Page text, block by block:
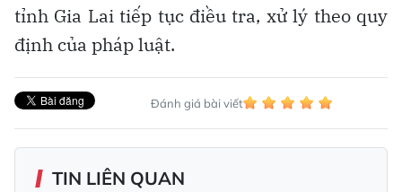
tỉnh Gia Lai tiếp tục điều tra, xử lý theo quy
định của pháp luật.
Đánh giá bài viết
TIN LIÊN QUAN